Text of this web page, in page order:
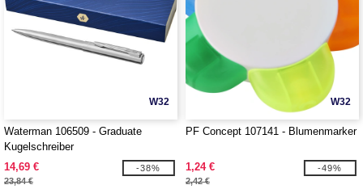
W32
Waterman 106509 - Graduate
Kugelschreiber
14,69 €
23,84 €
-38%
W32
PF Concept 107141 - Blumenmarker
1,24 €
2,42 €
-49%